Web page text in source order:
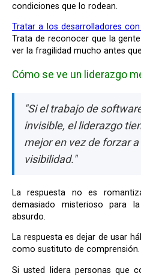
condiciones que lo rodean.
Tratar a los desarrolladores
Trata de reconocer que la
ver la fragilidad mucho antes
Cómo se ve un liderazgo
"Si el trabajo de
invisible, el liderazgo
mejor en vez de forzar
visibilidad."
La respuesta no es romantizar el software y declararlo
demasiado misterioso para
absurdo.
La respuesta es dejar de usar hábitos industriales de visibilidad
como sustituto de comprensión.
Si usted lidera personas que construyen software, haga en